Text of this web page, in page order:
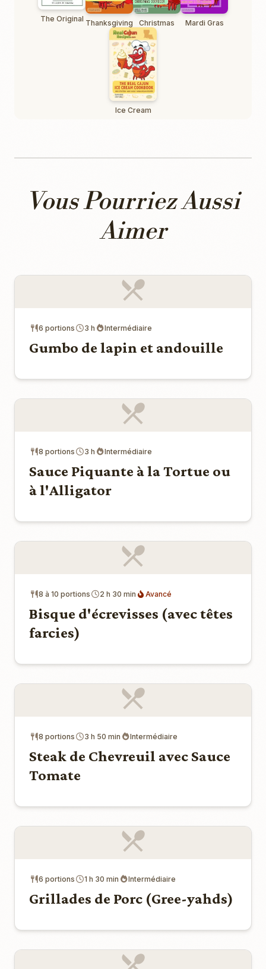
The Original Thanksgiving Christmas Mardi Gras
Ice Cream
Vous Pourriez Aussi
Aimer
6 portions 3 h Intermédiaire
Gumbo de lapin et andouille
8 portions 3 h Intermédiaire
Sauce Piquante à la Tortue ou
à l'Alligator
8 à 10 portions 2 h 30 min Avancé
Bisque d'écrevisses (avec têtes
farcies)
8 portions 3 h 50 min Intermédiaire
Steak de Chevreuil avec Sauce
Tomate
6 portions 1 h 30 min Intermédiaire
Grillades de Porc (Gree-yahds)